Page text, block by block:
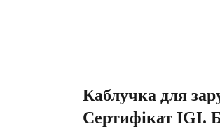
Каблучка для
Сертифікат IGI.